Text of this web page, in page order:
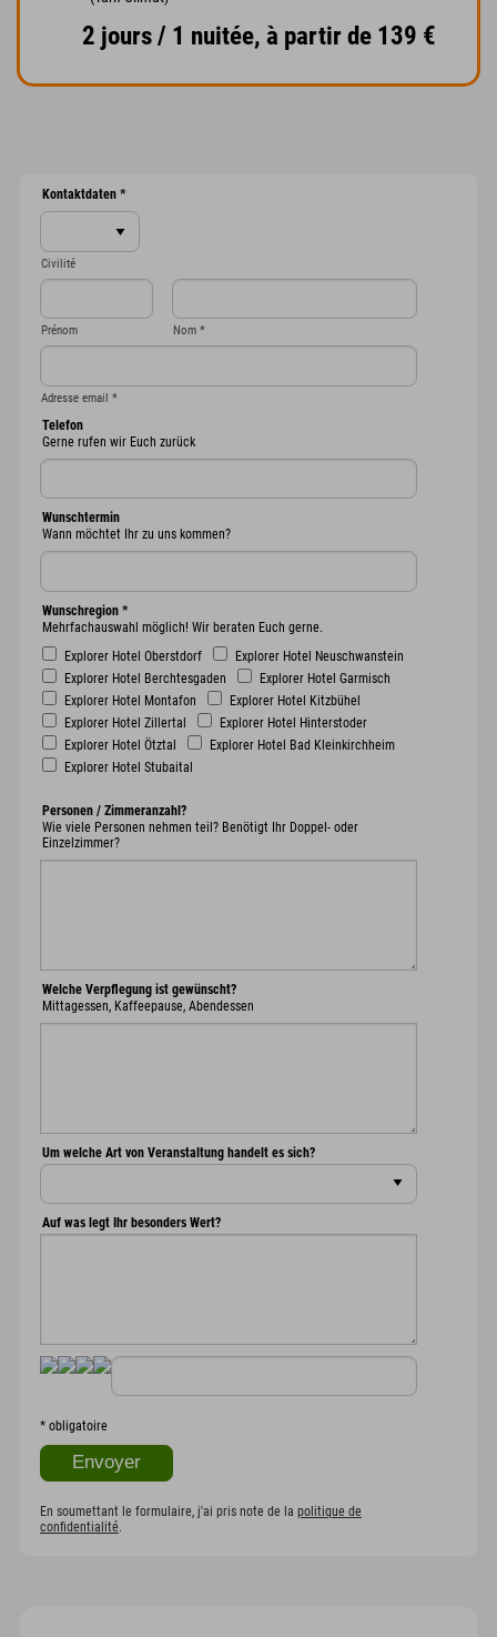
2 jours / 1 nuitée, à partir de 139 €
Kontaktdaten *
Civilité
Prénom Nom *
Adresse email *
Telefon
Gerne rufen wir Euch zurück
Wunschtermin
Wann möchtet Ihr zu uns kommen?
Wunschregion *
Mehrfachauswahl möglich! Wir beraten Euch gerne.
Explorer Hotel Oberstdorf
Explorer Hotel Neuschwanstein
Explorer Hotel Berchtesgaden
Explorer Hotel Garmisch
Explorer Hotel Montafon
Explorer Hotel Kitzbühel
Explorer Hotel Zillertal
Explorer Hotel Hinterstoder
Explorer Hotel Ötztal
Explorer Hotel Bad Kleinkirchheim
Explorer Hotel Stubaital
Personen / Zimmeranzahl?
Wie viele Personen nehmen teil? Benötigt Ihr Doppel- oder
Einzelzimmer?
Welche Verpflegung ist gewünscht?
Mittagessen, Kaffeepause, Abendessen
Um welche Art von Veranstaltung handelt es sich?
Auf was legt Ihr besonders Wert?
* obligatoire
En soumettant le formulaire, j'ai pris note de la politique de
confidentialité.